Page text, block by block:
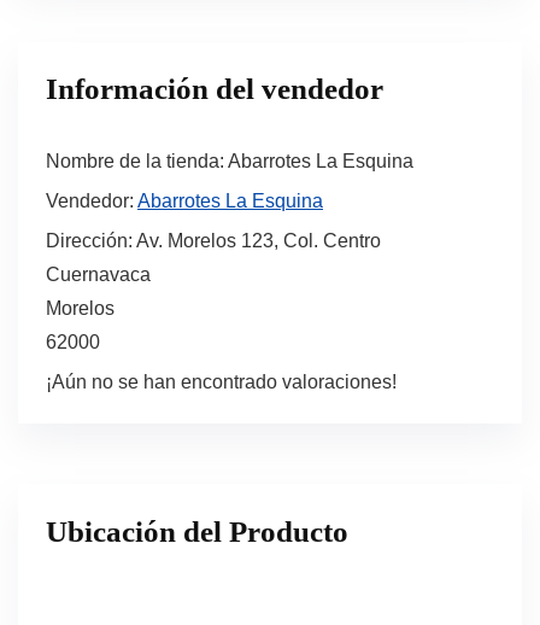
Información del vendedor
Nombre de la tienda: Abarrotes La Esquina
Vendedor: Abarrotes La Esquina
Dirección: Av. Morelos 123, Col. Centro
Cuernavaca
Morelos
62000
¡Aún no se han encontrado valoraciones!
Ubicación del Producto